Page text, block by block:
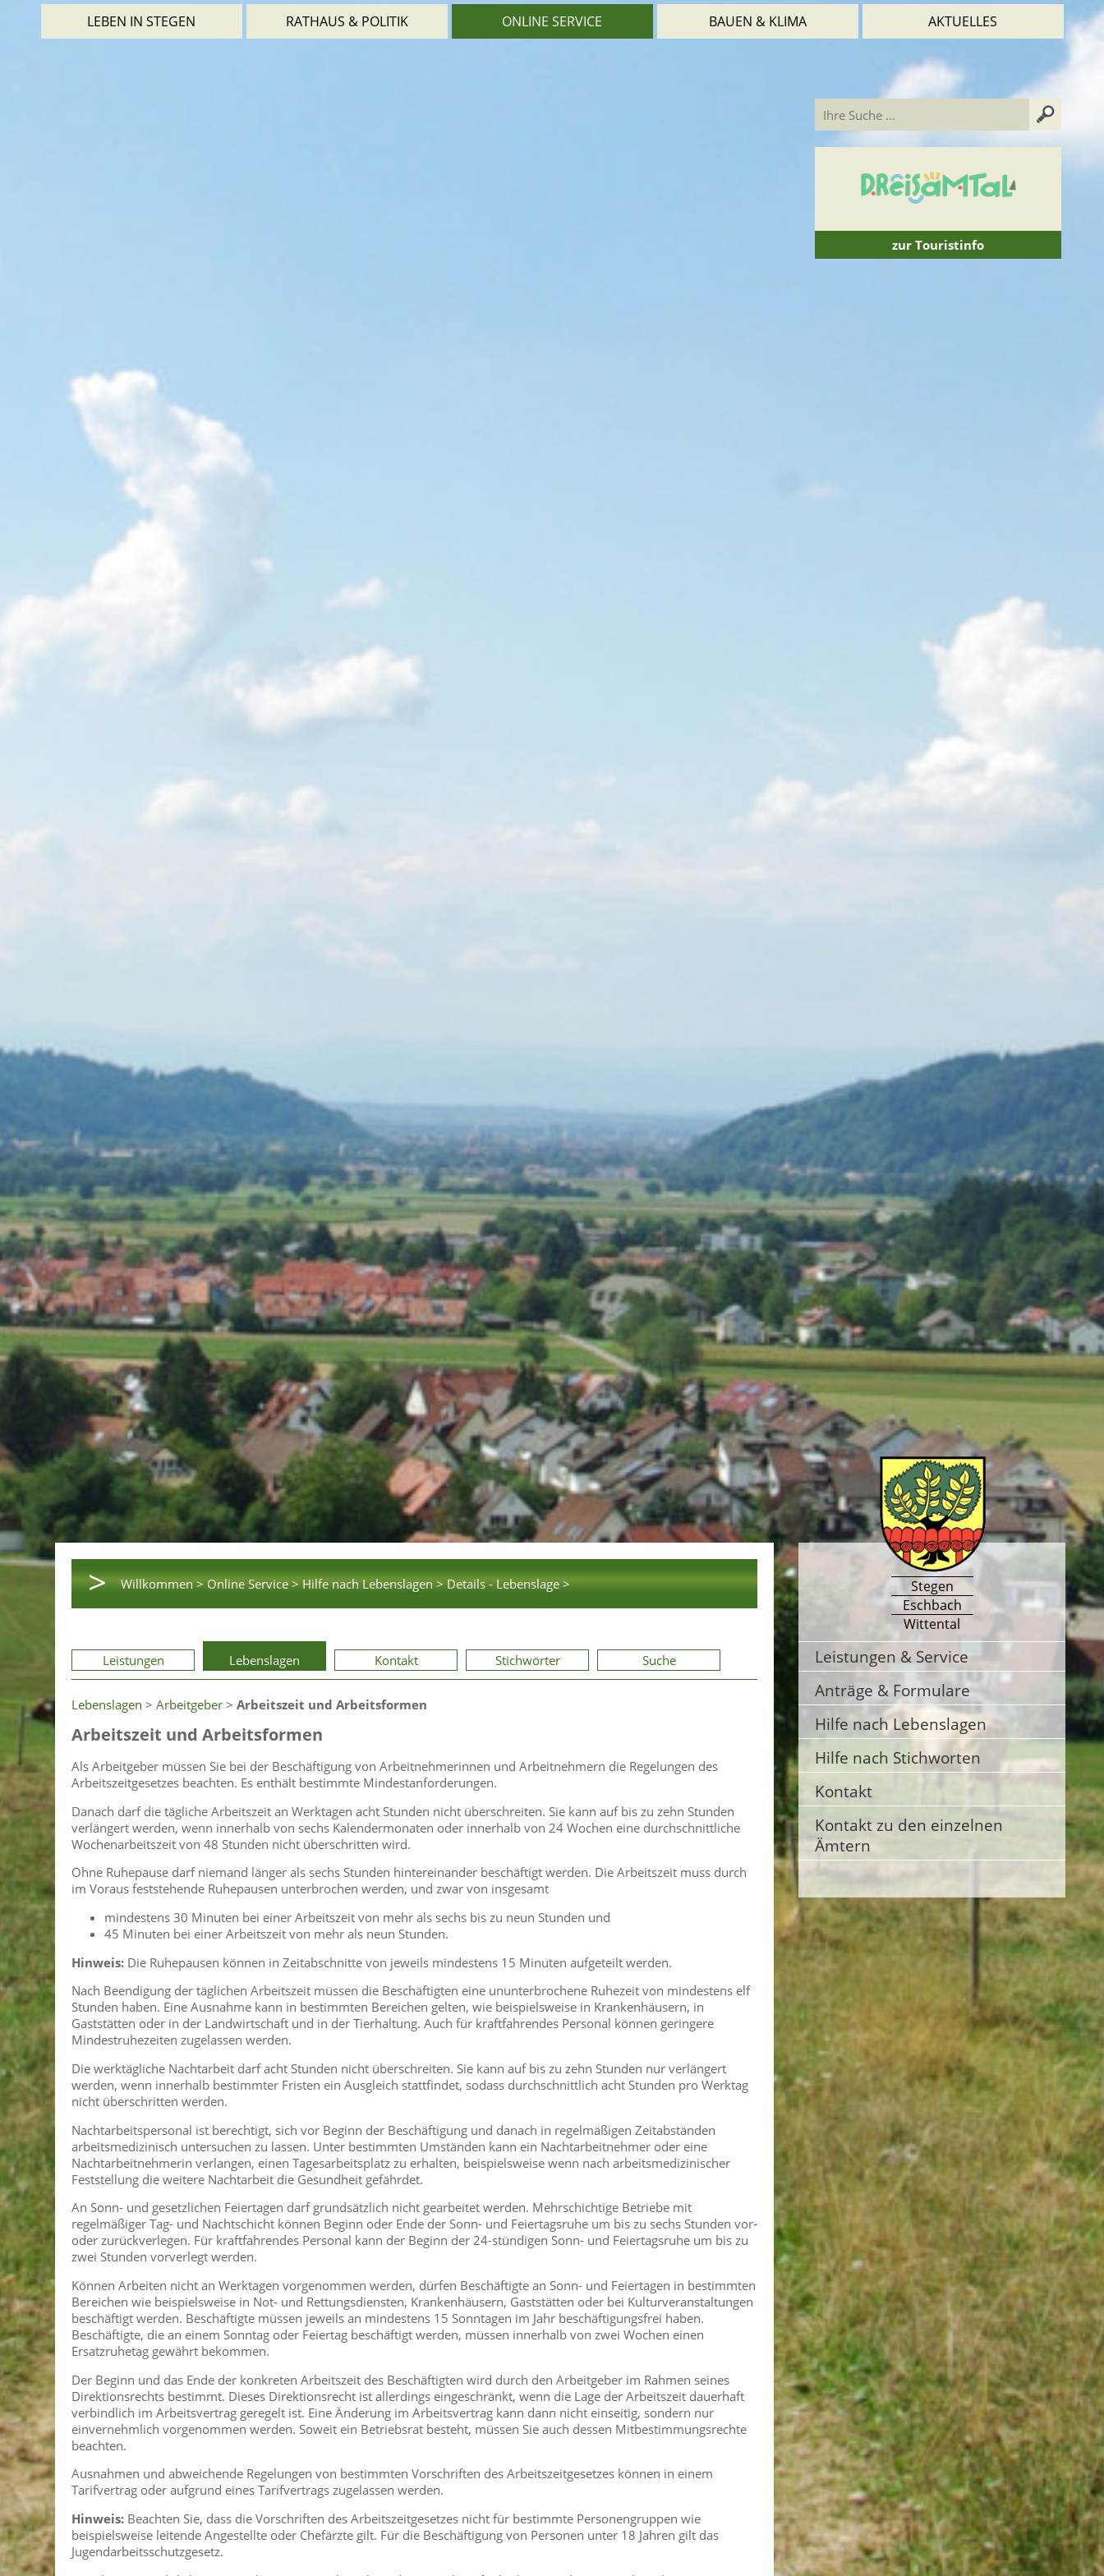
LEBEN IN STEGEN RATHAUS & POLITIK ONLINE SERVICE BAUEN & KLIMA AKTUELLES
zur Touristinfo
> Willkommen > Online Service > Hilfe nach Lebenslagen > Details - Lebenslage >
Leistungen Lebenslagen Kontakt Stichwörter Suche
Lebenslagen > Arbeitgeber > Arbeitszeit und Arbeitsformen
Arbeitszeit und Arbeitsformen
Als Arbeitgeber müssen Sie bei der Beschäftigung von Arbeitnehmerinnen und Arbeitnehmern die Regelungen des
Arbeitszeitgesetzes beachten. Es enthält bestimmte Mindestanforderungen.
Danach darf die tägliche Arbeitszeit an Werktagen acht Stunden nicht überschreiten. Sie kann auf bis zu zehn Stunden
verlängert werden, wenn innerhalb von sechs Kalendermonaten oder innerhalb von 24 Wochen eine durchschnittliche
Wochenarbeitszeit von 48 Stunden nicht überschritten wird.
Ohne Ruhepause darf niemand länger als sechs Stunden hintereinander beschäftigt werden. Die Arbeitszeit muss durch
im Voraus feststehende Ruhepausen unterbrochen werden, und zwar von insgesamt
mindestens 30 Minuten bei einer Arbeitszeit von mehr als sechs bis zu neun Stunden und
45 Minuten bei einer Arbeitszeit von mehr als neun Stunden.
Hinweis: Die Ruhepausen können in Zeitabschnitte von jeweils mindestens 15 Minuten aufgeteilt werden.
Nach Beendigung der täglichen Arbeitszeit müssen die Beschäftigten eine ununterbrochene Ruhezeit von mindestens elf
Stunden haben. Eine Ausnahme kann in bestimmten Bereichen gelten, wie beispielsweise in Krankenhäusern, in
Gaststätten oder in der Landwirtschaft und in der Tierhaltung. Auch für kraftfahrendes Personal können geringere
Mindestruhezeiten zugelassen werden.
Die werktägliche Nachtarbeit darf acht Stunden nicht überschreiten. Sie kann auf bis zu zehn Stunden nur verlängert
werden, wenn innerhalb bestimmter Fristen ein Ausgleich stattfindet, sodass durchschnittlich acht Stunden pro Werktag
nicht überschritten werden.
Nachtarbeitspersonal ist berechtigt, sich vor Beginn der Beschäftigung und danach in regelmäßigen Zeitabständen
arbeitsmedizinisch untersuchen zu lassen. Unter bestimmten Umständen kann ein Nachtarbeitnehmer oder eine
Nachtarbeitnehmerin verlangen, einen Tagesarbeitsplatz zu erhalten, beispielsweise wenn nach arbeitsmedizinischer
Feststellung die weitere Nachtarbeit die Gesundheit gefährdet.
An Sonn- und gesetzlichen Feiertagen darf grundsätzlich nicht gearbeitet werden. Mehrschichtige Betriebe mit
regelmäßiger Tag- und Nachtschicht können Beginn oder Ende der Sonn- und Feiertagsruhe um bis zu sechs Stunden vor-
oder zurückverlegen. Für kraftfahrendes Personal kann der Beginn der 24-stündigen Sonn- und Feiertagsruhe um bis zu
zwei Stunden vorverlegt werden.
Können Arbeiten nicht an Werktagen vorgenommen werden, dürfen Beschäftigte an Sonn- und Feiertagen in bestimmten
Bereichen wie beispielsweise in Not- und Rettungsdiensten, Krankenhäusern, Gaststätten oder bei Kulturveranstaltungen
beschäftigt werden. Beschäftigte müssen jeweils an mindestens 15 Sonntagen im Jahr beschäftigungsfrei haben.
Beschäftigte, die an einem Sonntag oder Feiertag beschäftigt werden, müssen innerhalb von zwei Wochen einen
Ersatzruhetag gewährt bekommen.
Der Beginn und das Ende der konkreten Arbeitszeit des Beschäftigten wird durch den Arbeitgeber im Rahmen seines
Direktionsrechts bestimmt. Dieses Direktionsrecht ist allerdings eingeschränkt, wenn die Lage der Arbeitszeit dauerhaft
verbindlich im Arbeitsvertrag geregelt ist. Eine Änderung im Arbeitsvertrag kann dann nicht einseitig, sondern nur
einvernehmlich vorgenommen werden. Soweit ein Betriebsrat besteht, müssen Sie auch dessen Mitbestimmungsrechte
beachten.
Ausnahmen und abweichende Regelungen von bestimmten Vorschriften des Arbeitszeitgesetzes können in einem
Tarifvertrag oder aufgrund eines Tarifvertrags zugelassen werden.
Hinweis: Beachten Sie, dass die Vorschriften des Arbeitszeitgesetzes nicht für bestimmte Personengruppen wie
beispielsweise leitende Angestellte oder Chefärzte gilt. Für die Beschäftigung von Personen unter 18 Jahren gilt das
Jugendarbeitsschutzgesetz.
Stegen
Eschbach
Wittental
Leistungen & Service
Anträge & Formulare
Hilfe nach Lebenslagen
Hilfe nach Stichworten
Kontakt
Kontakt zu den einzelnen
Ämtern